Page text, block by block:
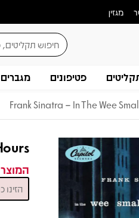
מגזין
פטיפונים מגברים
Frank Sinatra – In The Wee